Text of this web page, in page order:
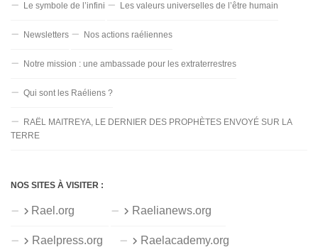
Le symbole de l’infini Les valeurs universelles de l’être humain
Newsletters Nos actions raéliennes
Notre mission : une ambassade pour les extraterrestres
Qui sont les Raéliens ?
RAËL MAITREYA, LE DERNIER DES PROPHÈTES ENVOYÉ SUR LA
TERRE
NOS SITES À VISITER :
Rael.org Raelianews.org
Raelpress.org Raelacademy.org